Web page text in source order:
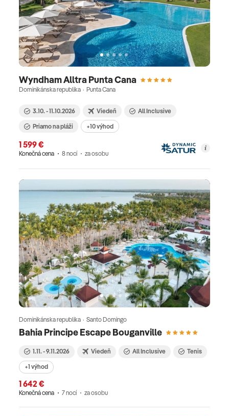
Wyndham Alltra Punta Cana
Dominikánska republika · Punta Cana
3.10. - 11.10.2026 Viedeň
All Inclusive
Priamo na pláži
+10 výhod
1 599 €
Konečná cena 8 nocí za osobu
Bahia Principe Escape Bouganville
Dominikánska republika · Santo Domingo
1.11. - 9.11.2026 Viedeň All Inclusive
Tenis
+1 výhod
1 642 €
Konečná cena 7 nocí za osobu